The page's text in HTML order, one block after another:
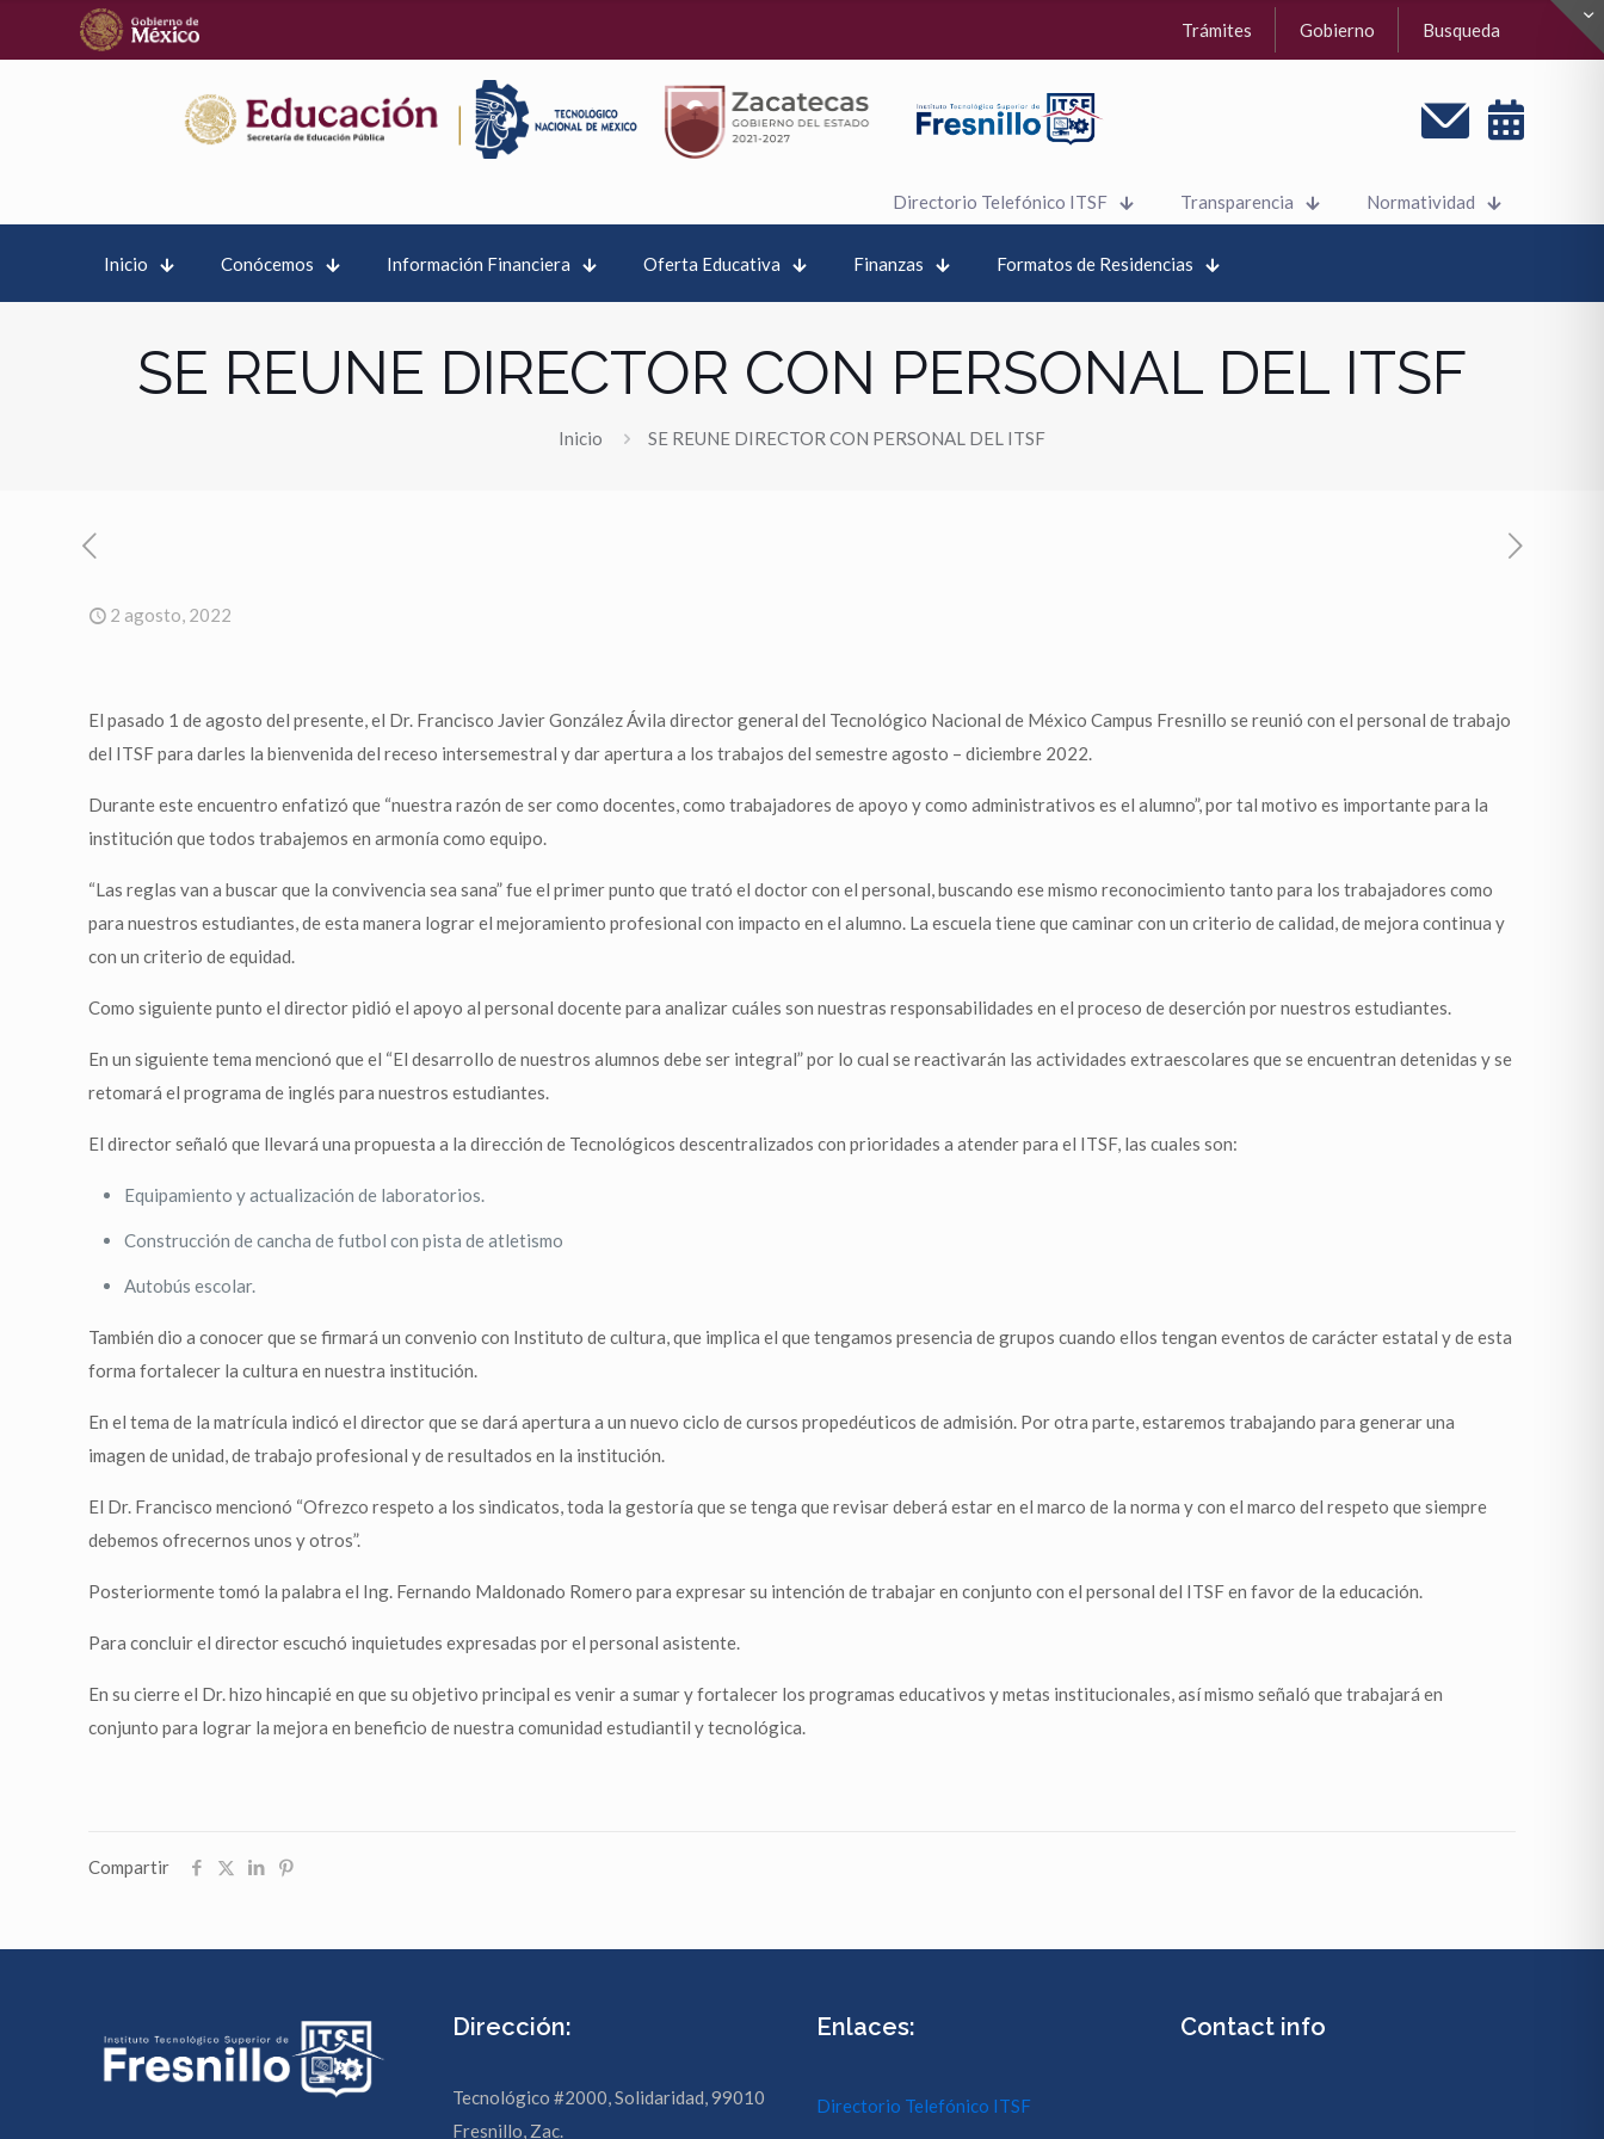
Trámites Gobierno Busqueda
Directorio Telefónico ITSF Transparencia Normatividad
Inicio Conócemos Información Financiera Oferta Educativa Finanzas Formatos de Residencias
SE REUNE DIRECTOR CON PERSONAL DEL ITSF
Inicio SE REUNE DIRECTOR CON PERSONAL DEL ITSF
2 agosto, 2022
El pasado 1 de agosto del presente, el Dr. Francisco Javier González Ávila director general del Tecnológico Nacional de México Campus Fresnillo se reunió con el personal de trabajo
del ITSF para darles la bienvenida del receso intersemestral y dar apertura a los trabajos del semestre agosto – diciembre 2022.
Durante este encuentro enfatizó que “nuestra razón de ser como docentes, como trabajadores de apoyo y como administrativos es el alumno”, por tal motivo es importante para la
institución que todos trabajemos en armonía como equipo.
“Las reglas van a buscar que la convivencia sea sana” fue el primer punto que trató el doctor con el personal, buscando ese mismo reconocimiento tanto para los trabajadores como
para nuestros estudiantes, de esta manera lograr el mejoramiento profesional con impacto en el alumno. La escuela tiene que caminar con un criterio de calidad, de mejora continua y
con un criterio de equidad.
Como siguiente punto el director pidió el apoyo al personal docente para analizar cuáles son nuestras responsabilidades en el proceso de deserción por nuestros estudiantes.
En un siguiente tema mencionó que el “El desarrollo de nuestros alumnos debe ser integral” por lo cual se reactivarán las actividades extraescolares que se encuentran detenidas y se
retomará el programa de inglés para nuestros estudiantes.
El director señaló que llevará una propuesta a la dirección de Tecnológicos descentralizados con prioridades a atender para el ITSF, las cuales son:
Equipamiento y actualización de laboratorios.
Construcción de cancha de futbol con pista de atletismo
Autobús escolar.
También dio a conocer que se firmará un convenio con Instituto de cultura, que implica el que tengamos presencia de grupos cuando ellos tengan eventos de carácter estatal y de esta
forma fortalecer la cultura en nuestra institución.
En el tema de la matrícula indicó el director que se dará apertura a un nuevo ciclo de cursos propedéuticos de admisión. Por otra parte, estaremos trabajando para generar una
imagen de unidad, de trabajo profesional y de resultados en la institución.
El Dr. Francisco mencionó “Ofrezco respeto a los sindicatos, toda la gestoría que se tenga que revisar deberá estar en el marco de la norma y con el marco del respeto que siempre
debemos ofrecernos unos y otros”.
Posteriormente tomó la palabra el Ing. Fernando Maldonado Romero para expresar su intención de trabajar en conjunto con el personal del ITSF en favor de la educación.
Para concluir el director escuchó inquietudes expresadas por el personal asistente.
En su cierre el Dr. hizo hincapié en que su objetivo principal es venir a sumar y fortalecer los programas educativos y metas institucionales, así mismo señaló que trabajará en
conjunto para lograr la mejora en beneficio de nuestra comunidad estudiantil y tecnológica.
Compartir
Dirección:
Tecnológico #2000, Solidaridad, 99010
Fresnillo, Zac.
Enlaces:
Directorio Telefónico ITSF
Contact info